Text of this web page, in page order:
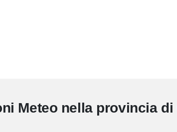
Meteo nella provincia di